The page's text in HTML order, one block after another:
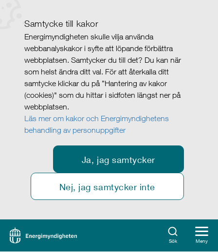
Samtycke till kakor
Energimyndigheten skulle vilja använda
webbanalyskakor i syfte att löpande förbättra
webbplatsen. Samtycker du till det? Du kan när
som helst ändra ditt val. För att återkalla ditt
samtycke klickar du på ”Hantering av kakor
(cookies)" som du hittar i sidfoten längst ner på
webbplatsen.
Läs mer om kakor och Energimyndighetens
behandling av personuppgifter
Ja, jag samtycker
Nej, jag samtycker inte
Sök Meny